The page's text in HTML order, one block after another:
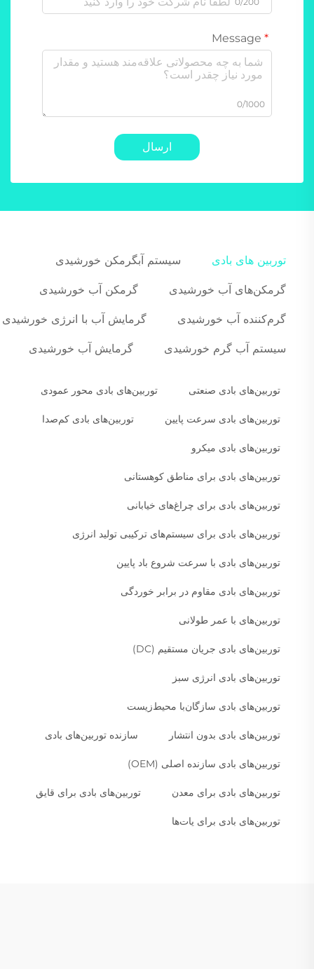
0/1000
ارسال
توربین های بادی سیستم آبگرمکن خورشیدی
گرمکن‌های آب خورشیدی گرمکن آب خورشیدی
گرم‌کننده آب خورشیدی گرمایش آب با انرژی خورشیدی
سیستم آب گرم خورشیدی گرمایش آب خورشیدی
توربین‌های بادی صنعتی توربین‌های بادی محور عمودی
توربین‌های بادی سرعت پایین توربین‌های بادی کم‌صدا
توربین‌های بادی میکرو
توربین‌های بادی برای مناطق کوهستانی
توربین‌های بادی برای چراغ‌های خیابانی
توربین‌های بادی برای سیستم‌های ترکیبی تولید انرژی
توربین‌های بادی با سرعت شروع باد پایین
توربین‌های بادی مقاوم در برابر خوردگی
توربین‌های با عمر طولانی
توربین‌های بادی جریان مستقیم (DC)
توربین‌های بادی انرژی سبز
توربین‌های بادی سازگان‌با محیط‌زیست
توربین‌های بادی بدون انتشار سازنده توربین‌های بادی
توربین‌های بادی سازنده اصلی (OEM)
توربین‌های بادی برای معدن توربین‌های بادی برای قایق
توربین‌های بادی برای یات‌ها